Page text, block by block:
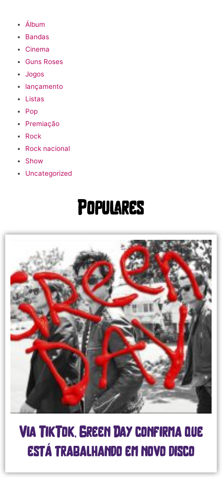
Álbum
Bandas
Cinema
Guns Roses
Jogos
lançamento
Listas
Pop
Premiação
Rock
Rock nacional
Show
Uncategorized
Populares
Via TikTok, Green Day confirma que
está trabalhando em novo disco